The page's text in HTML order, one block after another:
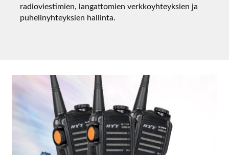
radioviestimien, langattomien verkkoyhteyksien ja
puhelinyhteyksien hallinta.